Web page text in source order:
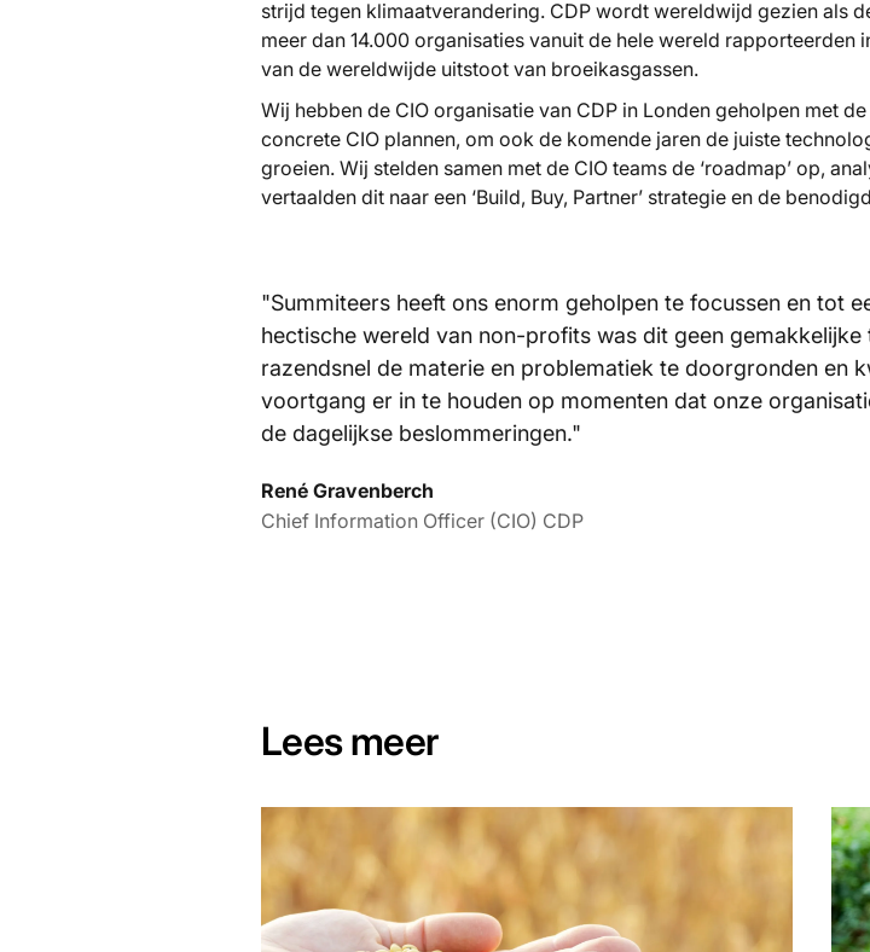
strijd tegen klimaatverandering. CDP wordt wereldwijd gezien als
meer dan 14.000 organisaties vanuit de hele wereld rapporteerden
van de wereldwijde uitstoot van broeikasgassen.
Wij hebben de CIO organisatie van CDP in Londen geholpen met
concrete CIO plannen, om ook de komende jaren de juiste
groeien. Wij stelden samen met de CIO teams de ‘roadmap’ op,
vertaalden dit naar een ‘Build, Buy, Partner’ strategie en de
"Summiteers heeft ons enorm geholpen te focussen en tot
hectische wereld van non-profits was dit geen
razendsnel de materie en problematiek te doorgronden en
voortgang er in te houden op momenten dat onze
de dagelijkse beslommeringen."
René Gravenberch
Chief Information Officer (CIO) CDP
Lees meer